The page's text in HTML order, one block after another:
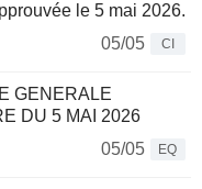
le 5 mai 2026.
05/05
CI
GENERALE
DU 5 MAI 2026
05/05
EQ